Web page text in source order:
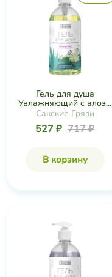
Гель для душа
Увлажняющий с алоэ...
Сакские Грязи
527 ₽ 717 ₽
В корзину